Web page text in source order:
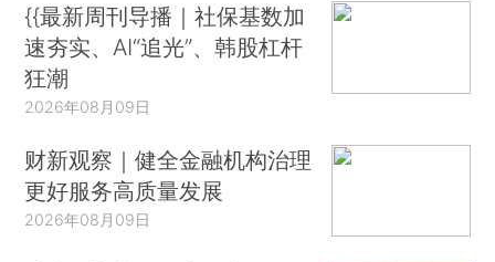
{{最新周刊导播｜社保基数加
速夯实、AI“追光”、韩股杠杆
狂潮
2026年08月09日
财新观察｜健全金融机构治理
更好服务高质量发展
2026年08月09日